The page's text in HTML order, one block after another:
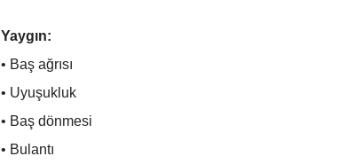
Yaygın:
• Baş ağrısı
• Uyuşukluk
• Baş dönmesi
• Bulantı